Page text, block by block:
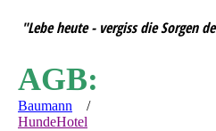
"Lebe heute - vergiss die Sorgen
AGB:
Baumann
/
HundeHotel